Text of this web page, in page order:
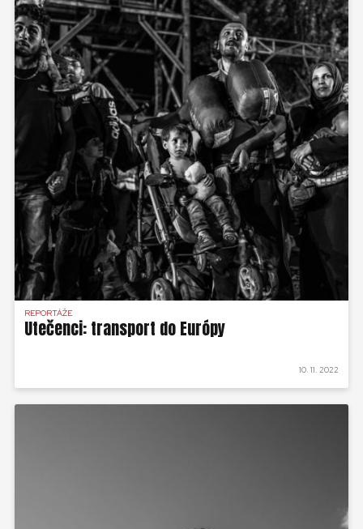
REPORTÁŽE
Utečenci: transport do Európy
10. 11. 2022